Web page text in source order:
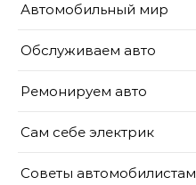
Автомобильный мир
Обслуживаем авто
Ремонируем авто
Сам себе электрик
Советы автомобилистам